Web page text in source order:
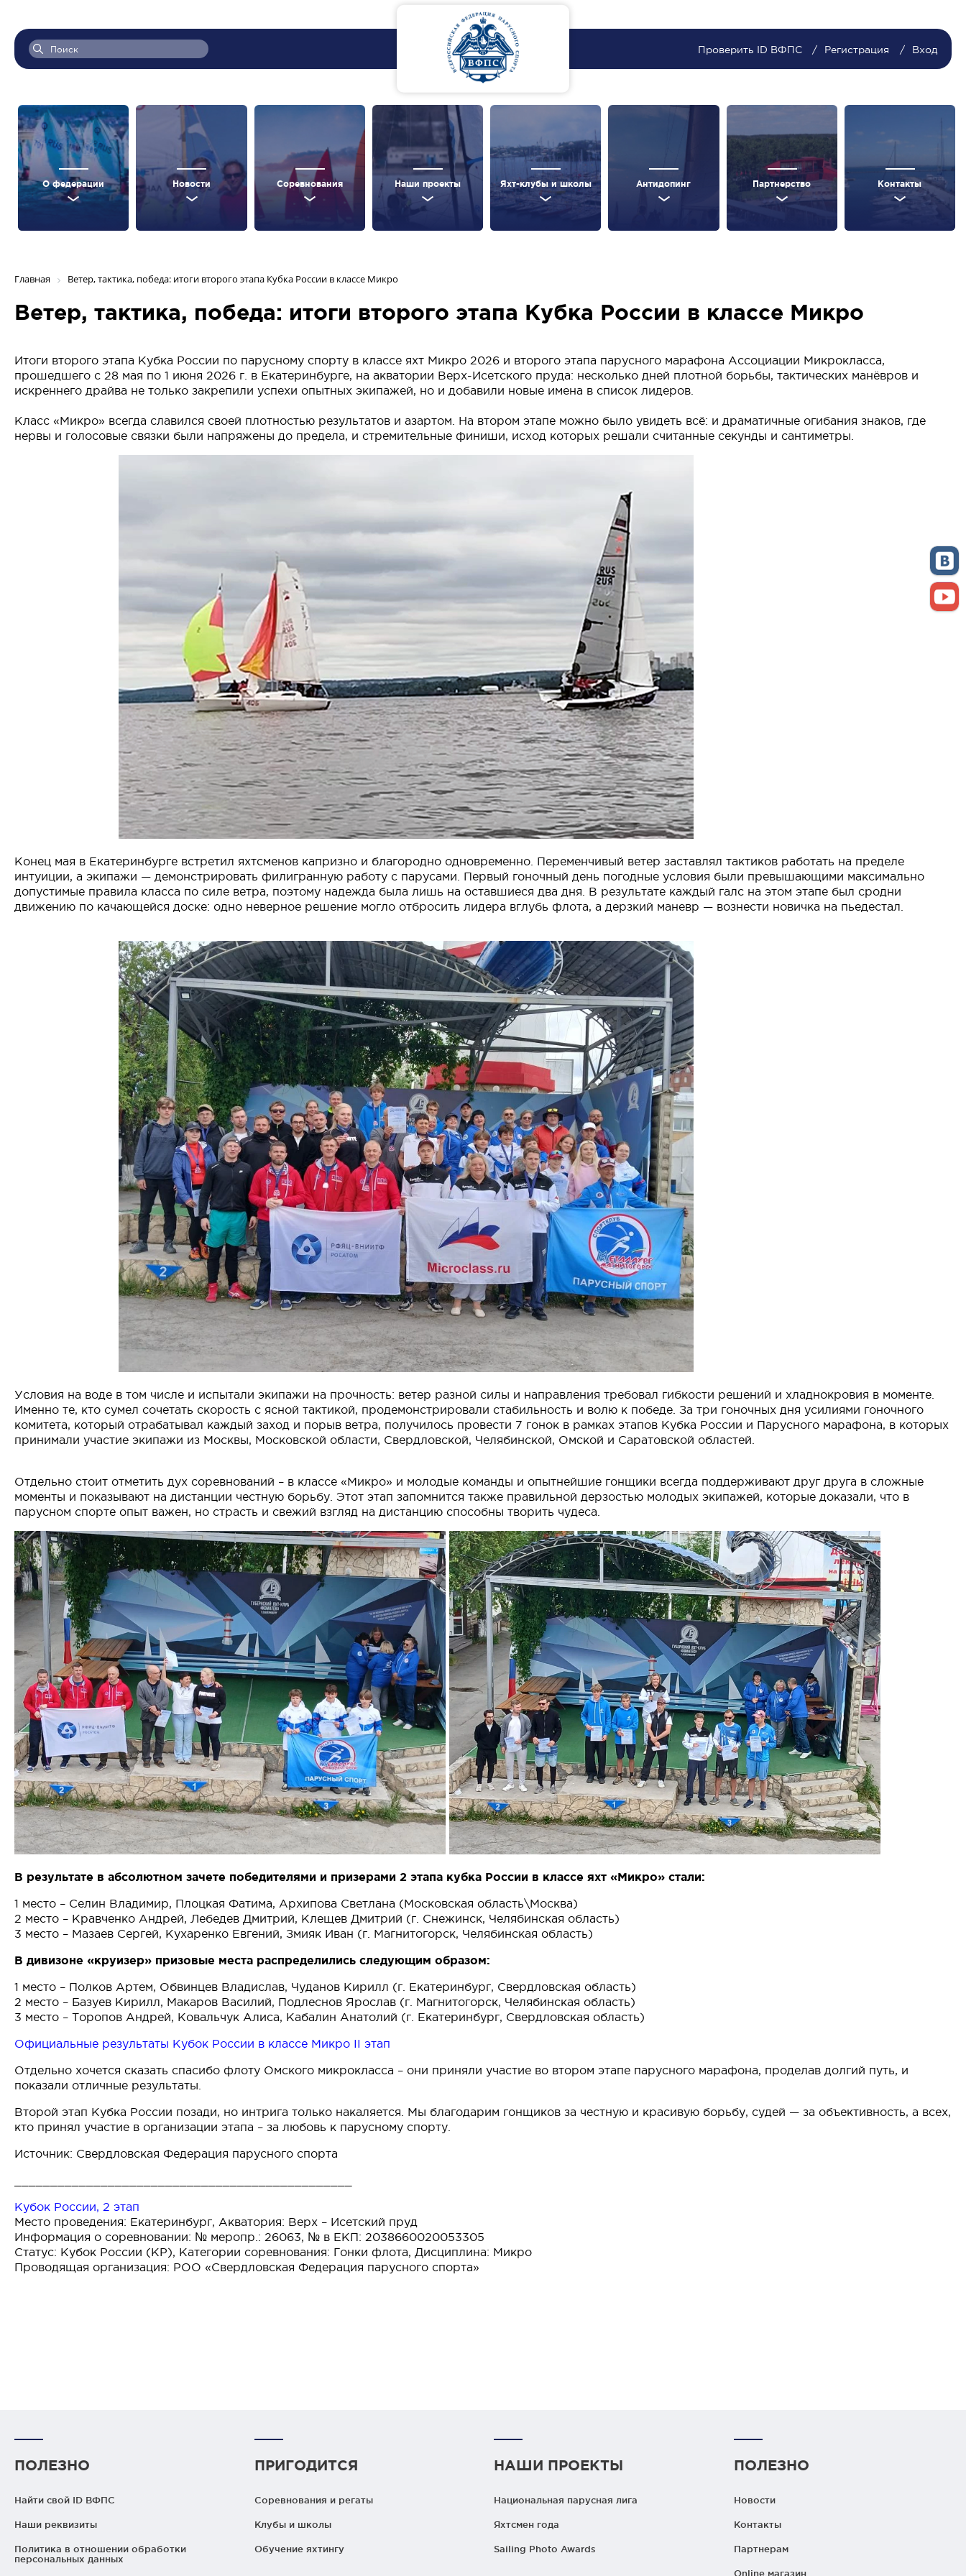
Проверить ID ВФПС Регистрация Вход
О федерации Новости Соревнования Наши проекты Яхт-клубы и школы Антидопинг Партнерство Контакты
Главная Ветер, тактика, победа: итоги второго этапа Кубка России в классе Микро
Ветер, тактика, победа: итоги второго этапа Кубка России в классе Микро
Итоги второго этапа Кубка России по парусному спорту в классе яхт Микро 2026 и второго этапа парусного марафона Ассоциации Микрокласса,
прошедшего с 28 мая по 1 июня 2026 г. в Екатеринбурге, на акватории Верх-Исетского пруда: несколько дней плотной борьбы, тактических манёвров и
искреннего драйва не только закрепили успехи опытных экипажей, но и добавили новые имена в список лидеров.
Класс «Микро» всегда славился своей плотностью результатов и азартом. На втором этапе можно было увидеть всё: и драматичные огибания знаков, где
нервы и голосовые связки были напряжены до предела, и стремительные финиши, исход которых решали считанные секунды и сантиметры.
Конец мая в Екатеринбурге встретил яхтсменов капризно и благородно одновременно. Переменчивый ветер заставлял тактиков работать на пределе
интуиции, а экипажи — демонстрировать филигранную работу с парусами. Первый гоночный день погодные условия были превышающими максимально
допустимые правила класса по силе ветра, поэтому надежда была лишь на оставшиеся два дня. В результате каждый галс на этом этапе был сродни
движению по качающейся доске: одно неверное решение могло отбросить лидера вглубь флота, а дерзкий маневр — вознести новичка на пьедестал.
Условия на воде в том числе и испытали экипажи на прочность: ветер разной силы и направления требовал гибкости решений и хладнокровия в моменте.
Именно те, кто сумел сочетать скорость с ясной тактикой, продемонстрировали стабильность и волю к победе. За три гоночных дня усилиями гоночного
комитета, который отрабатывал каждый заход и порыв ветра, получилось провести 7 гонок в рамках этапов Кубка России и Парусного марафона, в которых
принимали участие экипажи из Москвы, Московской области, Свердловской, Челябинской, Омской и Саратовской областей.
Отдельно стоит отметить дух соревнований – в классе «Микро» и молодые команды и опытнейшие гонщики всегда поддерживают друг друга в сложные
моменты и показывают на дистанции честную борьбу. Этот этап запомнится также правильной дерзостью молодых экипажей, которые доказали, что в
парусном спорте опыт важен, но страсть и свежий взгляд на дистанцию способны творить чудеса.
В результате в абсолютном зачете победителями и призерами 2 этапа кубка России в классе яхт «Микро» стали:
1 место – Селин Владимир, Плоцкая Фатима, Архипова Светлана (Московская область\Москва)
2 место – Кравченко Андрей, Лебедев Дмитрий, Клещев Дмитрий (г. Снежинск, Челябинская область)
3 место – Мазаев Сергей, Кухаренко Евгений, Змияк Иван (г. Магнитогорск, Челябинская область)
В дивизоне «круизер» призовые места распределились следующим образом:
1 место – Полков Артем, Обвинцев Владислав, Чуданов Кирилл (г. Екатеринбург, Свердловская область)
2 место – Базуев Кирилл, Макаров Василий, Подлеснов Ярослав (г. Магнитогорск, Челябинская область)
3 место – Торопов Андрей, Ковальчук Алиса, Кабалин Анатолий (г. Екатеринбург, Свердловская область)
Официальные результаты Кубок России в классе Микро II этап
Отдельно хочется сказать спасибо флоту Омского микрокласса – они приняли участие во втором этапе парусного марафона, проделав долгий путь, и
показали отличные результаты.
Второй этап Кубка России позади, но интрига только накаляется. Мы благодарим гонщиков за честную и красивую борьбу, судей — за объективность, а всех,
кто принял участие в организации этапа – за любовь к парусному спорту.
Источник: Свердловская Федерация парусного спорта
Кубок России, 2 этап
Место проведения: Екатеринбург, Акватория: Верх – Исетский пруд
Информация о соревновании: № меропр.: 26063, № в ЕКП: 2038660020053305
Статус: Кубок России (КР), Категории соревнования: Гонки флота, Дисциплина: Микро
Проводящая организация: РОО «Свердловская Федерация парусного спорта»
ПОЛЕЗНО
Найти свой ID ВФПС
Наши реквизиты
Политика в отношении обработки
персональных данных
ПРИГОДИТСЯ
Соревнования и регаты
Клубы и школы
Обучение яхтингу
НАШИ ПРОЕКТЫ
Национальная парусная лига
Яхтсмен года
Sailing Photo Awards
ПОЛЕЗНО
Новости
Контакты
Партнерам
Online магазин